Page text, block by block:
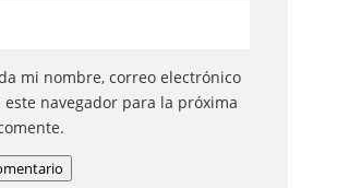
mi nombre, correo electrónico
este navegador para la próxima